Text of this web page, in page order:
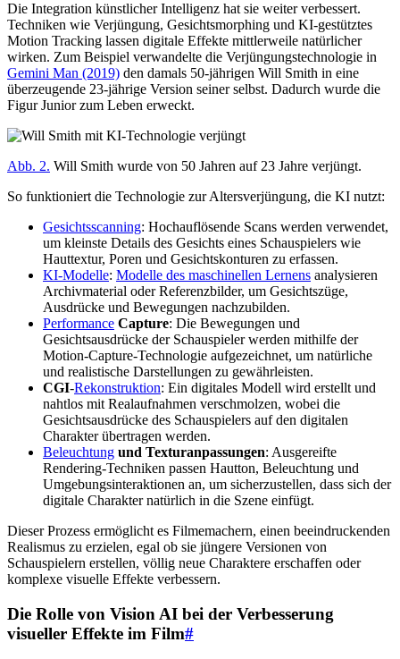
Die Integration künstlicher Intelligenz hat sie weiter verbessert.
Techniken wie Verjüngung, Gesichtsmorphing und KI-gestütztes
Motion Tracking lassen digitale Effekte mittlerweile natürlicher
wirken. Zum Beispiel verwandelte die Verjüngungstechnologie in
Gemini Man (2019) den damals 50-jährigen Will Smith in eine
überzeugende 23-jährige Version seiner selbst. Dadurch wurde die
Figur Junior zum Leben erweckt.
Abb. 2. Will Smith wurde von 50 Jahren auf 23 Jahre verjüngt.
So funktioniert die Technologie zur Altersverjüngung, die KI nutzt:
Gesichtsscanning: Hochauflösende Scans werden verwendet,
um kleinste Details des Gesichts eines Schauspielers wie
Hauttextur, Poren und Gesichtskonturen zu erfassen.
KI-Modelle: Modelle des maschinellen Lernens analysieren
Archivmaterial oder Referenzbilder, um Gesichtszüge,
Ausdrücke und Bewegungen nachzubilden.
Performance Capture: Die Bewegungen und
Gesichtsausdrücke der Schauspieler werden mithilfe der
Motion-Capture-Technologie aufgezeichnet, um natürliche
und realistische Darstellungen zu gewährleisten.
CGI-Rekonstruktion: Ein digitales Modell wird erstellt und
nahtlos mit Realaufnahmen verschmolzen, wobei die
Gesichtsausdrücke des Schauspielers auf den digitalen
Charakter übertragen werden.
Beleuchtung und Texturanpassungen: Ausgereifte
Rendering-Techniken passen Hautton, Beleuchtung und
Umgebungsinteraktionen an, um sicherzustellen, dass sich der
digitale Charakter natürlich in die Szene einfügt.
Dieser Prozess ermöglicht es Filmemachern, einen beeindruckenden
Realismus zu erzielen, egal ob sie jüngere Versionen von
Schauspielern erstellen, völlig neue Charaktere erschaffen oder
komplexe visuelle Effekte verbessern.
Die Rolle von Vision AI bei der Verbesserung
visueller Effekte im Film#